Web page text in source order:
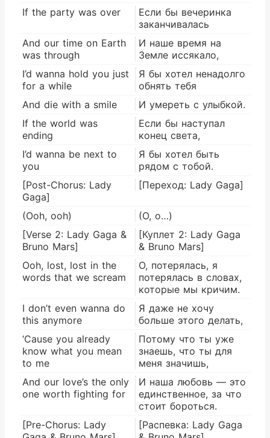
If the party was over
Если бы вечеринка
заканчивалась
And our time on Earth
was through
И наше время на
Земле иссякало,
I’d wanna hold you just
for a while
Я бы хотел ненадолго
обнять тебя
And die with a smile
И умереть с улыбкой.
If the world was
ending
Если бы наступал
конец света,
I’d wanna be next to
you
Я бы хотел быть
рядом с тобой.
[Post-Chorus: Lady
Gaga]
[Переход: Lady Gaga]
(Ooh, ooh)
(О, о…)
[Verse 2: Lady Gaga &
Bruno Mars]
[Куплет 2: Lady Gaga
& Bruno Mars]
Ooh, lost, lost in the
words that we scream
О, потерялась, я
потерялась в словах,
которые мы кричим.
I don’t even wanna do
this anymore
Я даже не хочу
больше этого делать,
‘Cause you already
know what you mean
to me
Потому что ты уже
знаешь, что ты для
меня значишь,
And our love’s the only
one worth fighting for
И наша любовь — это
единственное, за что
стоит бороться.
[Pre-Chorus: Lady
[Распевка: Lady Gaga